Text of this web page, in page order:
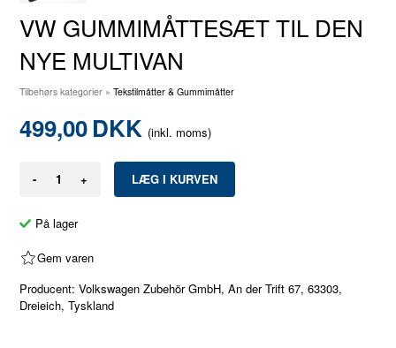
VW GUMMIMÅTTESÆT TIL DEN
NYE MULTIVAN
Tilbehørs kategorier »Tekstilmåtter & Gummimåtter
499,00DKK (inkl. moms)
- +
På lager
Gem varen
Producent: Volkswagen Zubehör GmbH, An der Trift 67, 63303,
Dreieich, Tyskland